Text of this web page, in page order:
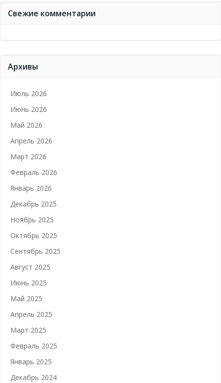
Свежие комментарии
Архивы
Июль 2026
Июнь 2026
Май 2026
Апрель 2026
Март 2026
Февраль 2026
Январь 2026
Декабрь 2025
Ноябрь 2025
Октябрь 2025
Сентябрь 2025
Август 2025
Июнь 2025
Май 2025
Апрель 2025
Март 2025
Февраль 2025
Январь 2025
Декабрь 2024